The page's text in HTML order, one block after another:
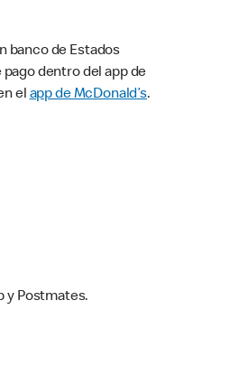
banco de Estados
dentro del app de
elapp de McDonald’s.
y Postmates.